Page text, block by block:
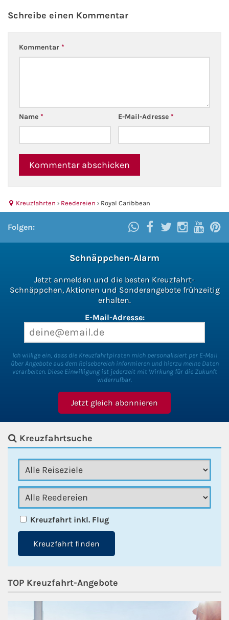
Schreibe einen Kommentar
Kommentar *
Name * E-Mail-Adresse *
Kreuzfahrten › Reedereien › Royal Caribbean
Folgen:
Schnäppchen-Alarm
Jetzt anmelden und die besten Kreuzfahrt-
Schnäppchen, Aktionen und Sonderangebote frühzeitig
erhalten.
E-Mail-Adresse:
Ich willige ein, dass die Kreuzfahrtpiraten mich personalisiert per E-Mail
über Angebote aus dem Reisebereich informieren und hierzu meine Daten
verarbeiten. Diese Einwilligung ist jederzeit mit Wirkung für die Zukunft
widerrufbar.
Kreuzfahrtsuche
Kreuzfahrt inkl. Flug
Kreuzfahrt finden
TOP Kreuzfahrt-Angebote